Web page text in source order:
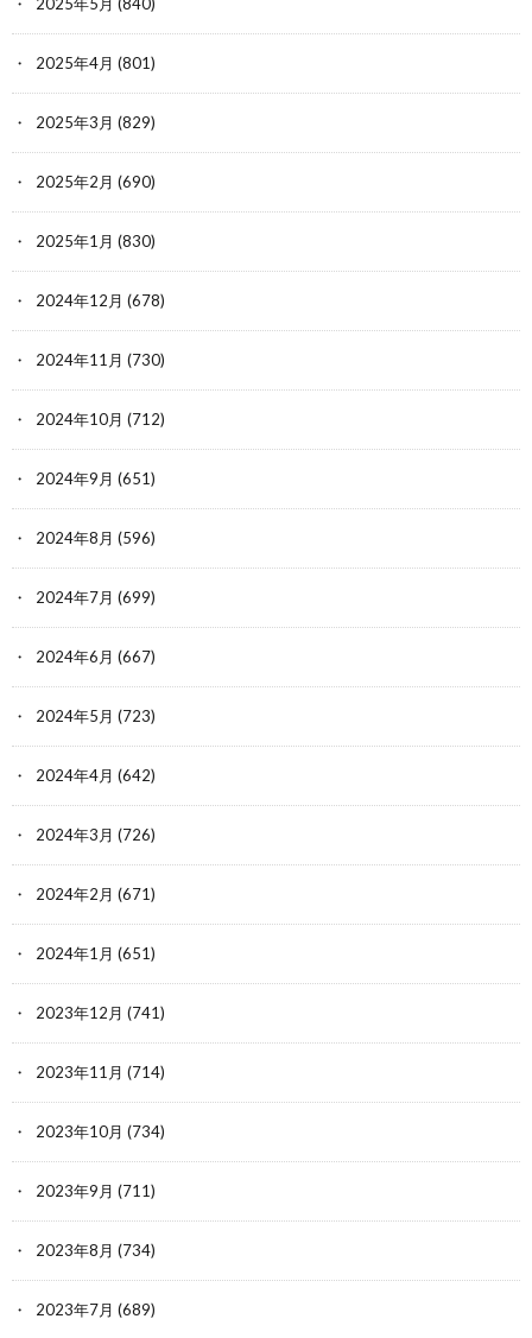
2025年4月 (801)
2025年3月 (829)
2025年2月 (690)
2025年1月 (830)
2024年12月 (678)
2024年11月 (730)
2024年10月 (712)
2024年9月 (651)
2024年8月 (596)
2024年7月 (699)
2024年6月 (667)
2024年5月 (723)
2024年4月 (642)
2024年3月 (726)
2024年2月 (671)
2024年1月 (651)
2023年12月 (741)
2023年11月 (714)
2023年10月 (734)
2023年9月 (711)
2023年8月 (734)
2023年7月 (689)